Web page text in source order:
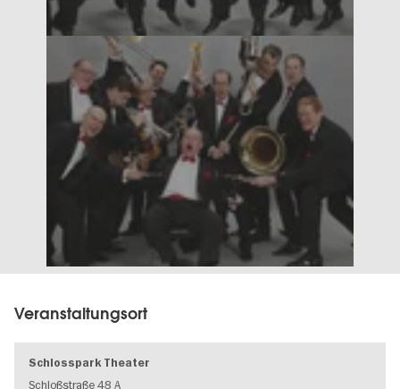
Veranstaltungsort
Schlosspark Theater
Schloßstraße 48 A